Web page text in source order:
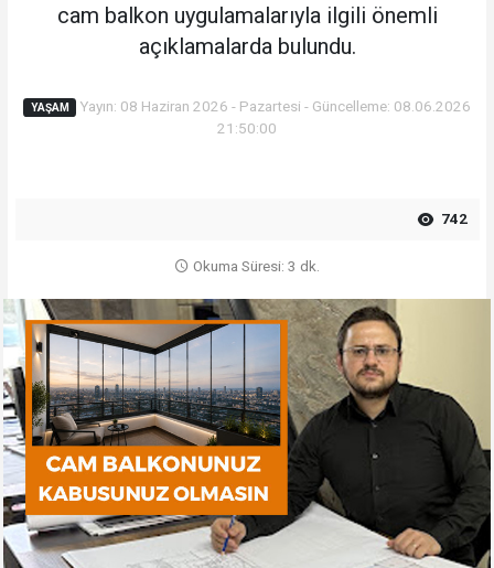
cam balkon uygulamalarıyla ilgili önemli
açıklamalarda bulundu.
YAŞAM
Yayın: 08 Haziran 2026 - Pazartesi - Güncelleme: 08.06.2026
21:50:00
742
Okuma Süresi: 3 dk.